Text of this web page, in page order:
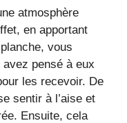
atmosphère
en apportant
vous
pensé à eux
les recevoir. De
sentir à l’aise et
Ensuite, cela